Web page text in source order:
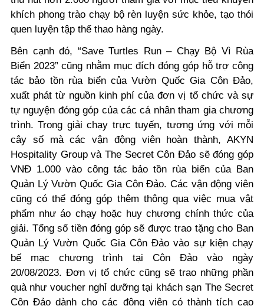
khích phong trào chạy bộ rèn luyện sức khỏe, tạo thói
quen luyện tập thể thao hàng ngày.
Bên cạnh đó, “Save Turtles Run – Chạy Bộ Vì Rùa
Biển 2023” cũng nhằm mục đích đóng góp hỗ trợ công
tác bảo tồn rùa biển của Vườn Quốc Gia Côn Đảo,
xuất phát từ nguồn kinh phí của đơn vị tổ chức và sự
tự nguyện đóng góp của các cá nhân tham gia chương
trình. Trong giải chạy trực tuyến, tương ứng với mỗi
cây số mà các vận động viên hoàn thành, AKYN
Hospitality Group và The Secret Côn Đảo sẽ đóng góp
VNĐ 1.000 vào công tác bảo tồn rùa biển của Ban
Quản Lý Vườn Quốc Gia Côn Đảo. Các vận động viên
cũng có thể đóng góp thêm thông qua việc mua vật
phẩm như áo chạy hoặc huy chương chính thức của
giải. Tổng số tiền đóng góp sẽ được trao tặng cho Ban
Quản Lý Vườn Quốc Gia Côn Đảo vào sự kiện chạy
bế mạc chương trình tại Côn Đảo vào ngày
20/08/2023. Đơn vị tổ chức cũng sẽ trao những phần
quà như voucher nghỉ dưỡng tại khách sạn The Secret
Côn Đảo dành cho các động viên có thành tích cao